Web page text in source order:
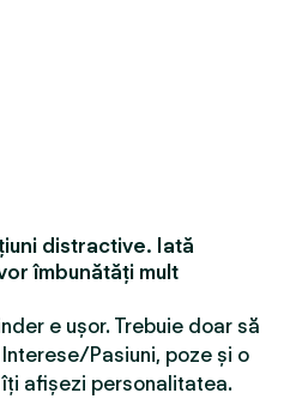
distractive. Iată
îmbunătăți mult
e ușor. Trebuie doar să
Pasiuni, poze și o
afișezi personalitatea.